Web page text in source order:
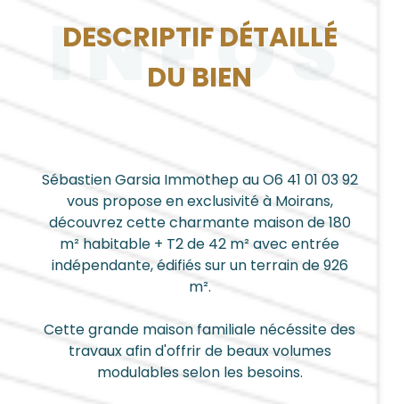
INFOS
DESCRIPTIF DÉTAILLÉ
DU BIEN
Sébastien Garsia Immothep au O6 41 01 03 92
vous propose en exclusivité à Moirans,
découvrez cette charmante maison de 180
m² habitable + T2 de 42 m² avec entrée
indépendante, édifiés sur un terrain de 926
m².
Cette grande maison familiale nécéssite des
travaux afin d'offrir de beaux volumes
modulables selon les besoins.